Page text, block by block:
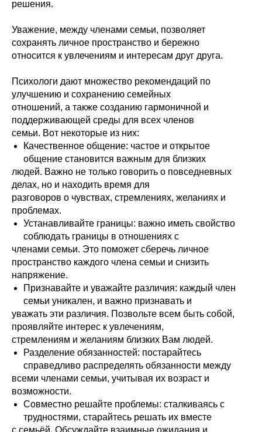
решения.
Уважение, между членами семьи, позволяет
сохранять личное пространство и бережно
относится к увлечениям и интересам друг друга.
Психологи дают множество рекомендаций по
улучшению и сохранению семейных
отношений, а также созданию гармоничной и
поддерживающей среды для всех членов
семьи. Вот некоторые из них:
Качественное общение: частое и открытое
общение становится важным для близких
людей. Важно не только говорить о повседневных
делах, но и находить время для
разговоров о чувствах, стремлениях, желаниях и
проблемах.
Устанавливайте границы: важно иметь свойство
соблюдать границы в отношениях с
членами семьи. Это поможет сберечь личное
пространство каждого члена семьи и снизить
напряжение.
Признавайте и уважайте различия: каждый член
семьи уникален, и важно признавать и
уважать эти различия. Позвольте всем быть собой,
проявляйте интерес к увлечениям,
стремлениям и желаниям близких Вам людей.
Разделение обязанностей: постарайтесь
справедливо распределять обязанности между
всеми членами семьи, учитывая их возраст и
возможности.
Совместно решайте проблемы: сталкиваясь с
трудностями, старайтесь решать их вместе
с семьёй. Обсуждайте взаимные ожидания и